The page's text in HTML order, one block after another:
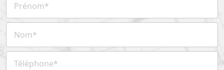
Prénom*
Nom*
Téléphone*